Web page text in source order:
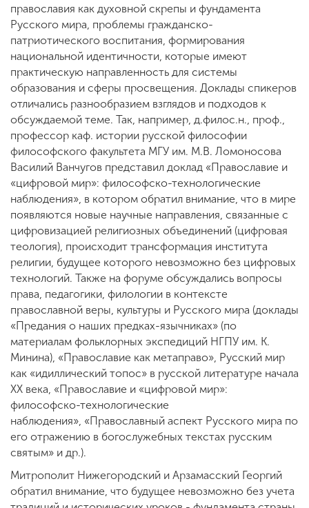
православия как духовной скрепы и фундамента
Русского мира, проблемы гражданско-
патриотического воспитания, формирования
национальной идентичности, которые имеют
практическую направленность для системы
образования и сферы просвещения. Доклады спикеров
отличались разнообразием взглядов и подходов к
обсуждаемой теме. Так, например, д.филос.н., проф.,
профессор каф. истории русской философии
философского факультета МГУ им. М.В. Ломоносова
Василий Ванчугов представил доклад «Православие и
«цифровой мир»: философско-технологические
наблюдения», в котором обратил внимание, что в мире
появляются новые научные направления, связанные с
цифровизацией религиозных объединений (цифровая
теология), происходит трансформация института
религии, будущее которого невозможно без цифровых
технологий. Также на форуме обсуждались вопросы
права, педагогики, филологии в контексте
православной веры, культуры и Русского мира (доклады
«Предания о наших предках-язычниках» (по
материалам фольклорных экспедиций НГПУ им. К.
Минина), «Православие как метаправо», Русский мир
как «идиллический топос» в русской литературе начала
ХХ века, «Православие и «цифровой мир»:
философско-технологические
наблюдения», «Православный аспект Русского мира по
его отражению в богослужебных текстах русским
святым» и др.).
Митрополит Нижегородский и Арзамасский Георгий
обратил внимание, что будущее невозможно без учета